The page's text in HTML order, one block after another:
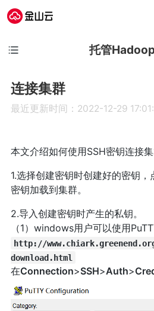
托管
连接集群
最近更新时间：2022-12-29
本文介绍如何使用SSH密钥连接集
1.选择创建密钥时创建好的密钥，
密钥加载到集群。
2.导入创建密钥时产生的私钥。
（1）windows用户可以使用
http://
download.html
在Connection>SSH>Auth>